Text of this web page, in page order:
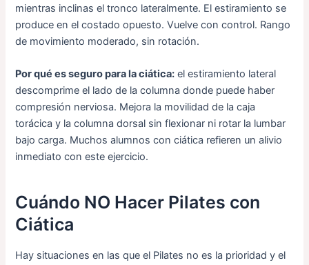
mientras inclinas el tronco lateralmente. El estiramiento se
produce en el costado opuesto. Vuelve con control. Rango
de movimiento moderado, sin rotación.
Por qué es seguro para la ciática: el estiramiento lateral
descomprime el lado de la columna donde puede haber
compresión nerviosa. Mejora la movilidad de la caja
torácica y la columna dorsal sin flexionar ni rotar la lumbar
bajo carga. Muchos alumnos con ciática refieren un alivio
inmediato con este ejercicio.
Cuándo NO Hacer Pilates con
Ciática
Hay situaciones en las que el Pilates no es la prioridad y el